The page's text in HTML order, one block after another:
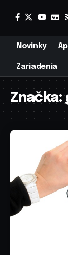
Novinky
Zariadenia
Značka: